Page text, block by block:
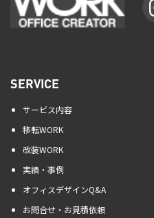
SERVICE
サービス内容
移転WORK
改装WORK
実績・事例
オフィスデザインQ&A
お問合せ・お見積依頼